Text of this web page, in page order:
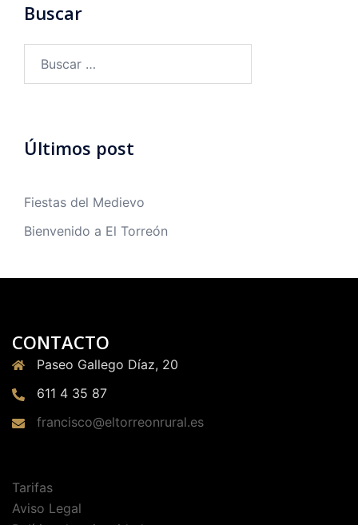
Buscar
Últimos post
Fiestas del Medievo
Bienvenido a El Torreón
CONTACTO
Paseo Gallego Díaz, 20
611 4 35 87
francisco@eltorreonrural.es
Tarifas
Aviso Legal